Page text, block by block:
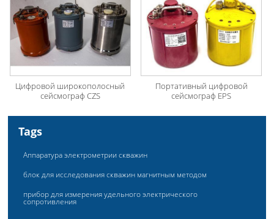
Цифровой широкополосный
сейсмограф CZS
Портативный цифровой
сейсмограф EPS
Tags
Аппаратура электрометрии скважин
блок для исследования скважин магнитным методом
прибор для измерения удельного электрического
сопротивления